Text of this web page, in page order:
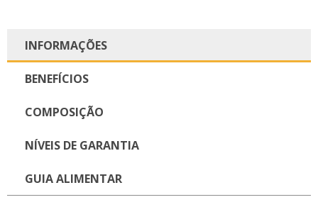
INFORMAÇÕES
BENEFÍCIOS
COMPOSIÇÃO
NÍVEIS DE GARANTIA
GUIA ALIMENTAR